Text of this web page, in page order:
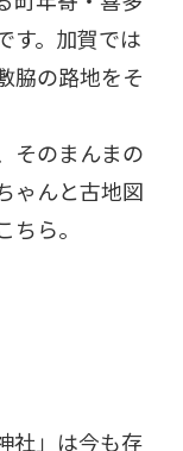
す。加賀では
脇の路地をそ
そのまんまの
ゃんと古地図
ら。
社」は今も存